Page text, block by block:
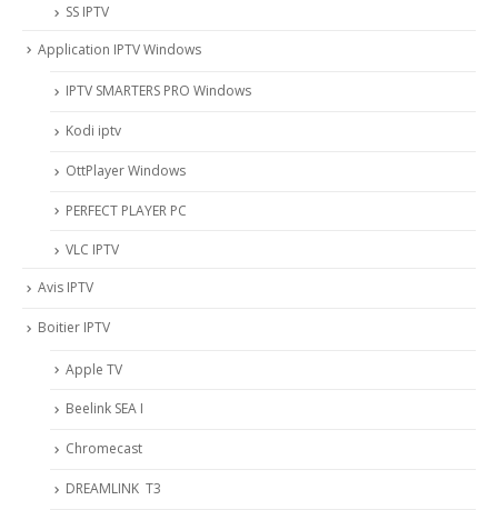
SS IPTV
Application IPTV Windows
IPTV SMARTERS PRO Windows
Kodi iptv
OttPlayer Windows
PERFECT PLAYER PC
VLC IPTV
Avis IPTV
Boitier IPTV
Apple TV
Beelink SEA I
Chromecast
DREAMLINK T3